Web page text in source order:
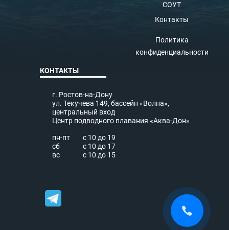
СОУТ
Контакты
Политика
конфиденциальности
КОНТАКТЫ
г. Ростов-на-Дону
ул. Текучева 149, бассейн «Волна»,
центральный вход
Центр подводного плавания «Аква-Дон»
пн-пт
с 10 до 19
сб
с 10 до 17
вс
с 10 до 15